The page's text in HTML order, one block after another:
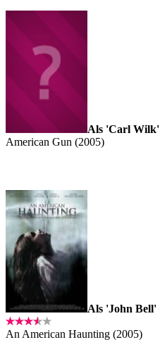
Als 'Carl Wilk'
American Gun (2005)
Als 'John Bell'
An American Haunting (2005)